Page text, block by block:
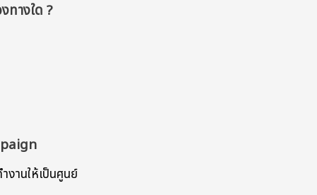
ทางใด ?
านให้เป็นศูนย์